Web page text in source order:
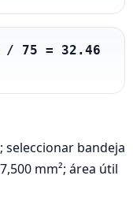
/ 75 = 32.46
seleccionar bandeja
mm²; área útil